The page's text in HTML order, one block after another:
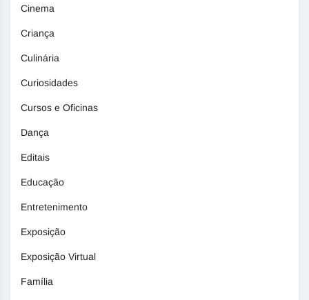
Cinema
Criança
Culinária
Curiosidades
Cursos e Oficinas
Dança
Editais
Educação
Entretenimento
Exposição
Exposição Virtual
Família